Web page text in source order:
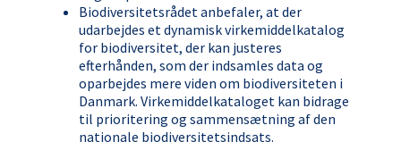
Biodiversitetsrådet anbefaler, at der
udarbejdes et dynamisk virkemiddelkatalog
for biodiversitet, der kan justeres
efterhånden, som der indsamles data og
oparbejdes mere viden om biodiversiteten i
Danmark. Virkemiddelkataloget kan bidrage
til prioritering og sammensætning af den
nationale biodiversitetsindsats.